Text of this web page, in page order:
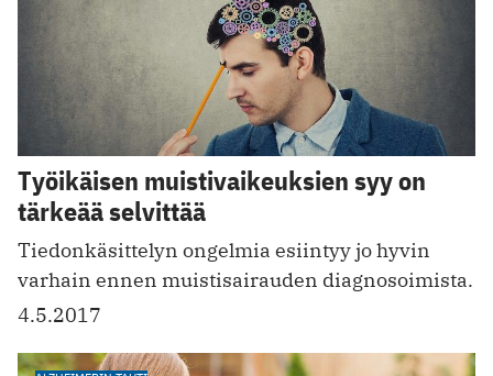
Työikäisen muistivaikeuksien syy on
tärkeää selvittää
Tiedonkäsittelyn ongelmia esiintyy jo hyvin
varhain ennen muistisairauden diagnosoimista.
4.5.2017